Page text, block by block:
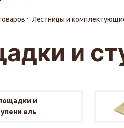
Лестницы и
и
и
ель